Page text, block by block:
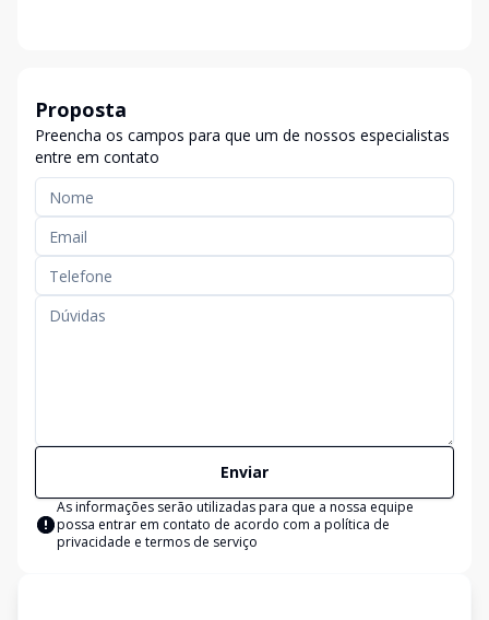
Proposta
Preencha os campos para que um de nossos especialistas
entre em contato
Enviar
As informações serão utilizadas para que a nossa equipe
possa entrar em contato de acordo com a política de
privacidade e termos de serviço